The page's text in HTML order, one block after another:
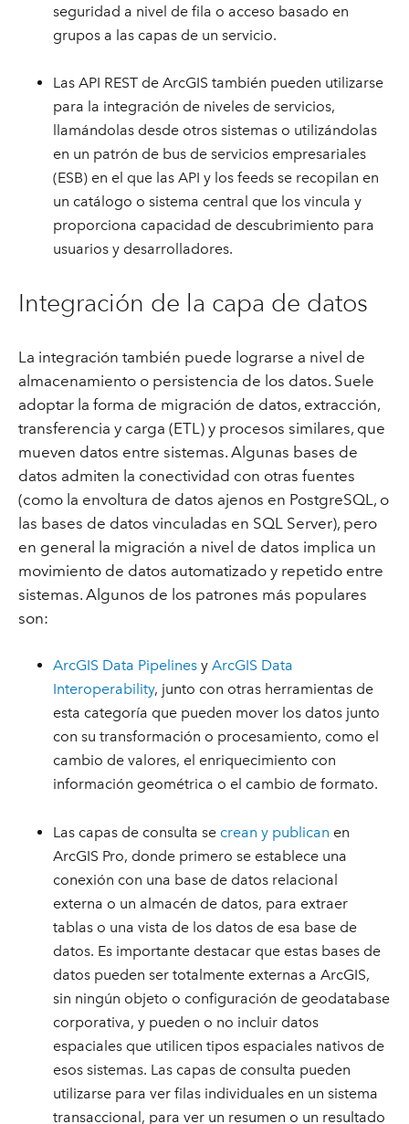
seguridad a nivel de fila o acceso basado en
grupos a las capas de un servicio.
Las API REST de ArcGIS también pueden utilizarse
para la integración de niveles de servicios,
llamándolas desde otros sistemas o utilizándolas
en un patrón de bus de servicios empresariales
(ESB) en el que las API y los feeds se recopilan en
un catálogo o sistema central que los vincula y
proporciona capacidad de descubrimiento para
usuarios y desarrolladores.
Integración de la capa de datos
La integración también puede lograrse a nivel de
almacenamiento o persistencia de los datos. Suele
adoptar la forma de migración de datos, extracción,
transferencia y carga (ETL) y procesos similares, que
mueven datos entre sistemas. Algunas bases de
datos admiten la conectividad con otras fuentes
(como la envoltura de datos ajenos en PostgreSQL, o
las bases de datos vinculadas en SQL Server), pero
en general la migración a nivel de datos implica un
movimiento de datos automatizado y repetido entre
sistemas. Algunos de los patrones más populares
son:
ArcGIS Data Pipelines yArcGIS Data
Interoperability, junto con otras herramientas de
esta categoría que pueden mover los datos junto
con su transformación o procesamiento, como el
cambio de valores, el enriquecimiento con
información geométrica o el cambio de formato.
Las capas de consulta se crean y publican en
ArcGIS Pro, donde primero se establece una
conexión con una base de datos relacional
externa o un almacén de datos, para extraer
tablas o una vista de los datos de esa base de
datos. Es importante destacar que estas bases de
datos pueden ser totalmente externas a ArcGIS,
sin ningún objeto o configuración de geodatabase
corporativa, y pueden o no incluir datos
espaciales que utilicen tipos espaciales nativos de
esos sistemas. Las capas de consulta pueden
utilizarse para ver filas individuales en un sistema
transaccional, para ver un resumen o un resultado